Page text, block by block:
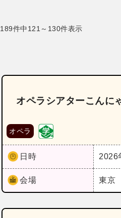
189件中121～130件表示
オペラシアターこん
オペラ
日時 2026
会場 東京